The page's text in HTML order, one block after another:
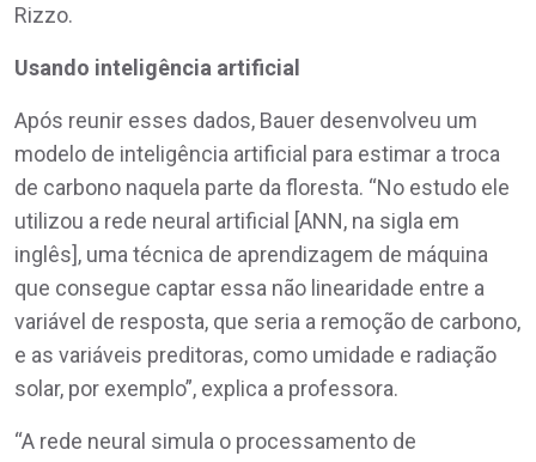
Rizzo.
Usando inteligência artificial
Após reunir esses dados, Bauer desenvolveu um
modelo de inteligência artificial para estimar a troca
de carbono naquela parte da floresta. “No estudo ele
utilizou a rede neural artificial [ANN, na sigla em
inglês], uma técnica de aprendizagem de máquina
que consegue captar essa não linearidade entre a
variável de resposta, que seria a remoção de carbono,
e as variáveis preditoras, como umidade e radiação
solar, por exemplo”, explica a professora.
“A rede neural simula o processamento de